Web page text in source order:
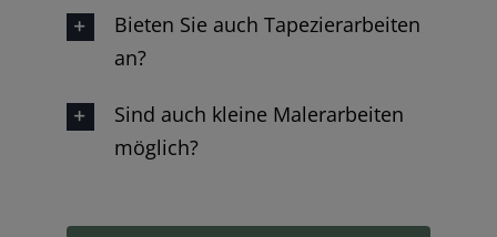
Bieten Sie auch Tapezierarbeiten
an?
Sind auch kleine Malerarbeiten
möglich?